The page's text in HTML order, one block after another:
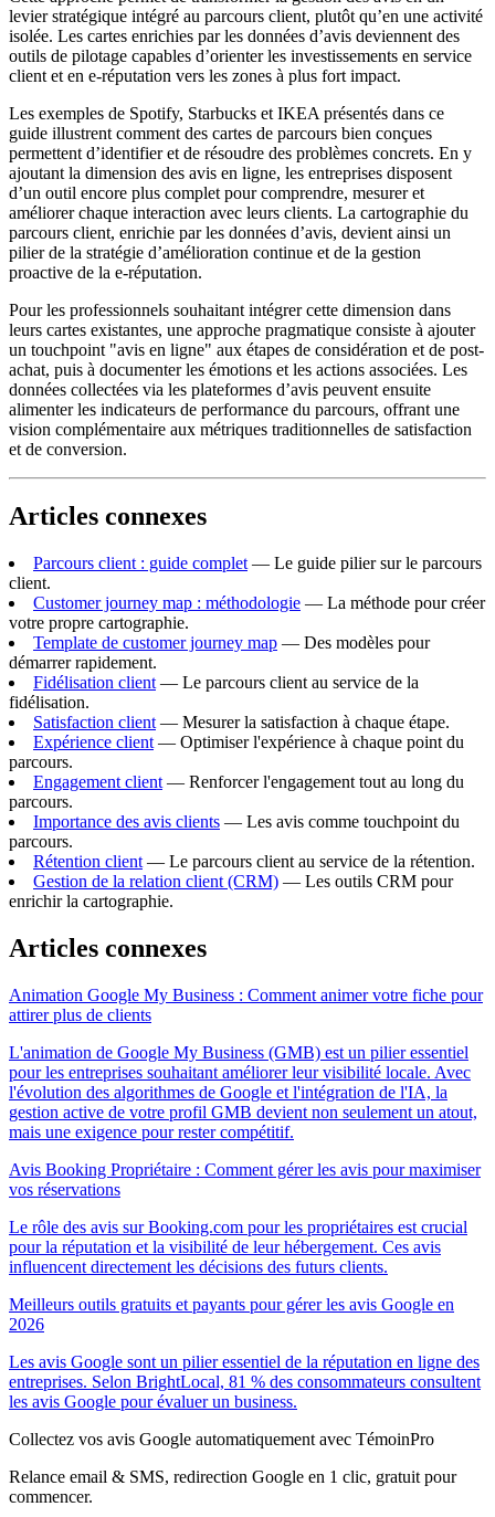
levier stratégique intégré au parcours client, plutôt qu’en une activité
isolée. Les cartes enrichies par les données d’avis deviennent des
outils de pilotage capables d’orienter les investissements en service
client et en e-réputation vers les zones à plus fort impact.
Les exemples de Spotify, Starbucks et IKEA présentés dans ce
guide illustrent comment des cartes de parcours bien conçues
permettent d’identifier et de résoudre des problèmes concrets. En y
ajoutant la dimension des avis en ligne, les entreprises disposent
d’un outil encore plus complet pour comprendre, mesurer et
améliorer chaque interaction avec leurs clients. La cartographie du
parcours client, enrichie par les données d’avis, devient ainsi un
pilier de la stratégie d’amélioration continue et de la gestion
proactive de la e-réputation.
Pour les professionnels souhaitant intégrer cette dimension dans
leurs cartes existantes, une approche pragmatique consiste à ajouter
un touchpoint "avis en ligne" aux étapes de considération et de post-
achat, puis à documenter les émotions et les actions associées. Les
données collectées via les plateformes d’avis peuvent ensuite
alimenter les indicateurs de performance du parcours, offrant une
vision complémentaire aux métriques traditionnelles de satisfaction
et de conversion.
Articles connexes
Parcours client : guide complet — Le guide pilier sur le parcours
client.
Customer journey map : méthodologie — La méthode pour créer
votre propre cartographie.
Template de customer journey map — Des modèles pour
démarrer rapidement.
Fidélisation client — Le parcours client au service de la
fidélisation.
Satisfaction client — Mesurer la satisfaction à chaque étape.
Expérience client — Optimiser l'expérience à chaque point du
parcours.
Engagement client — Renforcer l'engagement tout au long du
parcours.
Importance des avis clients — Les avis comme touchpoint du
parcours.
Rétention client — Le parcours client au service de la rétention.
Gestion de la relation client (CRM) — Les outils CRM pour
enrichir la cartographie.
Articles connexes
Animation Google My Business : Comment animer votre fiche pour
attirer plus de clients
L'animation de Google My Business (GMB) est un pilier essentiel
pour les entreprises souhaitant améliorer leur visibilité locale. Avec
l'évolution des algorithmes de Google et l'intégration de l'IA, la
gestion active de votre profil GMB devient non seulement un atout,
mais une exigence pour rester compétitif.
Avis Booking Propriétaire : Comment gérer les avis pour maximiser
vos réservations
Le rôle des avis sur Booking.com pour les propriétaires est crucial
pour la réputation et la visibilité de leur hébergement. Ces avis
influencent directement les décisions des futurs clients.
Meilleurs outils gratuits et payants pour gérer les avis Google en
2026
Les avis Google sont un pilier essentiel de la réputation en ligne des
entreprises. Selon BrightLocal, 81 % des consommateurs consultent
les avis Google pour évaluer un business.
Collectez vos avis Google automatiquement avec TémoinPro
Relance email & SMS, redirection Google en 1 clic, gratuit pour
commencer.